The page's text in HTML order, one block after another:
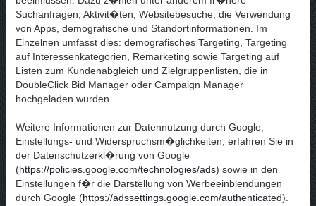
Suchanfragen, Aktivit�ten, Websitebesuche, die Verwendung
von Apps, demografische und Standortinformationen. Im
Einzelnen umfasst dies: demografisches Targeting, Targeting
auf Interessenkategorien, Remarketing sowie Targeting auf
Listen zum Kundenabgleich und Zielgruppenlisten, die in
DoubleClick Bid Manager oder Campaign Manager
hochgeladen wurden.
Weitere Informationen zur Datennutzung durch Google,
Einstellungs- und Widerspruchsm�glichkeiten, erfahren Sie in
der Datenschutzerkl�rung von Google
(https://policies.google.com/technologies/ads) sowie in den
Einstellungen f�r die Darstellung von Werbeeinblendungen
durch Google (https://adssettings.google.com/authenticated).